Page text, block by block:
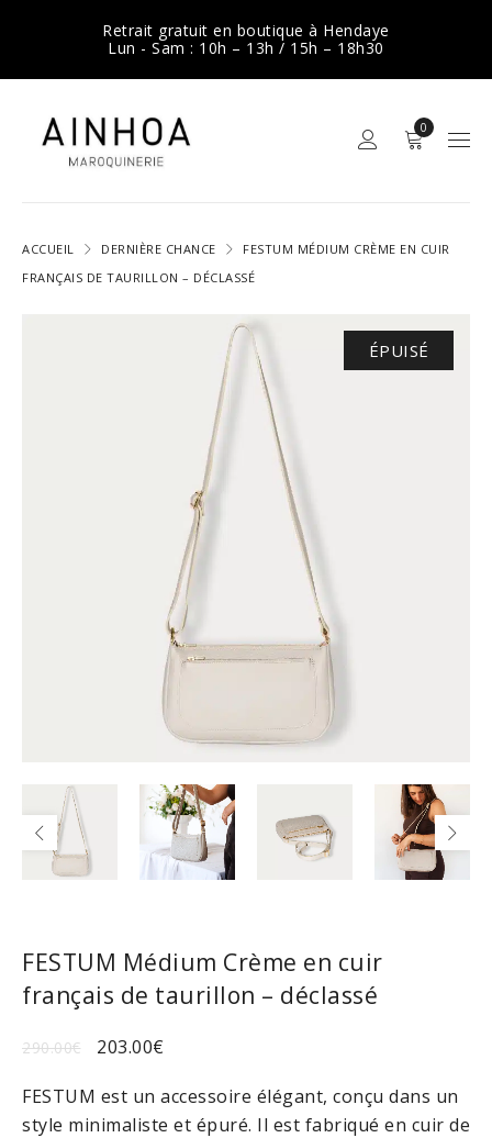
Retrait gratuit en boutique à Hendaye
Lun - Sam : 10h – 13h / 15h – 18h30
0
ACCUEIL DERNIÈRE CHANCE
FESTUM MÉDIUM CRÈME EN CUIR
FRANÇAIS DE TAURILLON – DÉCLASSÉ
ÉPUISÉ
FESTUM Médium Crème en cuir
français de taurillon – déclassé
290.00€ 203.00€
FESTUM est un accessoire élégant, conçu dans un
style minimaliste et épuré. Il est fabriqué en cuir de